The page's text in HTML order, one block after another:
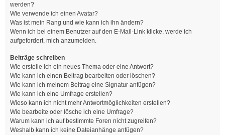
werden?
Wie verwende ich einen Avatar?
Was ist mein Rang und wie kann ich ihn ändern?
Wenn ich bei einem Benutzer auf den E-Mail-Link klicke, werde ich
aufgefordert, mich anzumelden.
Beiträge schreiben
Wie erstelle ich ein neues Thema oder eine Antwort?
Wie kann ich einen Beitrag bearbeiten oder löschen?
Wie kann ich meinem Beitrag eine Signatur anfügen?
Wie kann ich eine Umfrage erstellen?
Wieso kann ich nicht mehr Antwortmöglichkeiten erstellen?
Wie bearbeite oder lösche ich eine Umfrage?
Warum kann ich auf bestimmte Foren nicht zugreifen?
Weshalb kann ich keine Dateianhänge anfügen?